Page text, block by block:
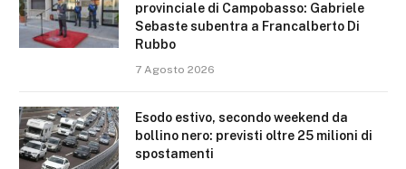
provinciale di Campobasso: Gabriele
Sebaste subentra a Francalberto Di
Rubbo
7 Agosto 2026
Esodo estivo, secondo weekend da
bollino nero: previsti oltre 25 milioni di
spostamenti